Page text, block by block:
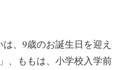
、9歳のお誕生日を迎え
、ももは、小学校入学前